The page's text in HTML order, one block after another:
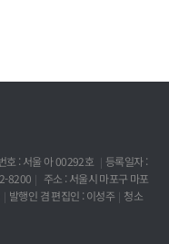
호 : 서울 아 00292호
등록일자 :
8200
주소 : 서울시 마포구 마포
발행인 겸 편집인 : 이성주
청소